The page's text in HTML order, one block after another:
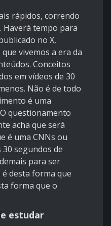
rápidos, correndo
tempo para
no X,
vivemos a era da
Conceitos
em vídeos de 30
Não é de todo
é uma
questionamento
acha que será
é uma CNNs ou
30 segundos de
para ser
é desta forma que
forma que o
estudar